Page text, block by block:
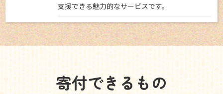
支援できる魅力的なサービスです。
寄付できるもの